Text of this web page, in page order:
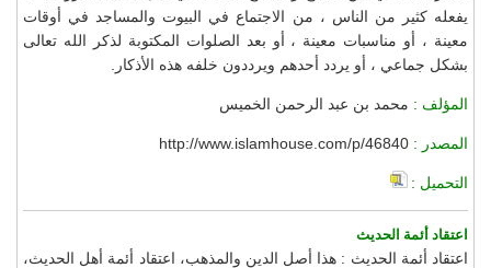
يفعله كثير من الناس ، من الاجتماع في البيوت والمساجد في أوقات
معينة ، أو مناسبات معينة ، أو بعد الصلوات المكتوبة لذكر الله تعالى
بشكل جماعي ، أو يردد أحدهم ويرددون خلفه هذه الأذكار.
المؤلف : محمد بن عبد الرحمن الخميس
المصدر : http://www.islamhouse.com/p/46840
التحميل :
اعتقاد أئمة الحديث
اعتقاد أئمة الحديث : هذا أصل الدين والمذهب، اعتقاد أئمة أهل الحديث،